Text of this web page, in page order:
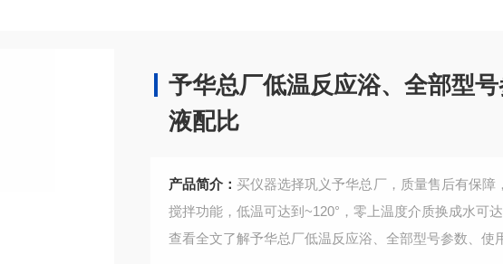
予华总厂低温反应浴、全部型
液配比
产品简介： 买仪器选择巩义予华总厂，质量售后有保障，张： : 我公司这款低温反应
搅拌功能，低温可达到~120°，零上温度介质换成水可
查看全文了解予华总厂低温反应浴、全部型号参数、使